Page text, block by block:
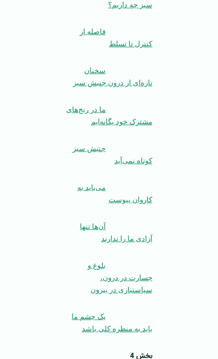
سبز چه داریم؟
فاصله از
کنترل تا تسلط
سخنان
تازه‌ای از درون جنبش سبز
ما در رنج‌های
مشترک خود یگانه‌ایم
جنبش سبز
کوتاه نمی‌آید
می‌باید به
کاروان پیوست
آن‌ها تنها
آزادی ما را ندارند
بلوغ و
جسارت در درون،
سیاستبازی در بیرون
یک چشم ما
باید به منظره کلی باشد
بخش 4